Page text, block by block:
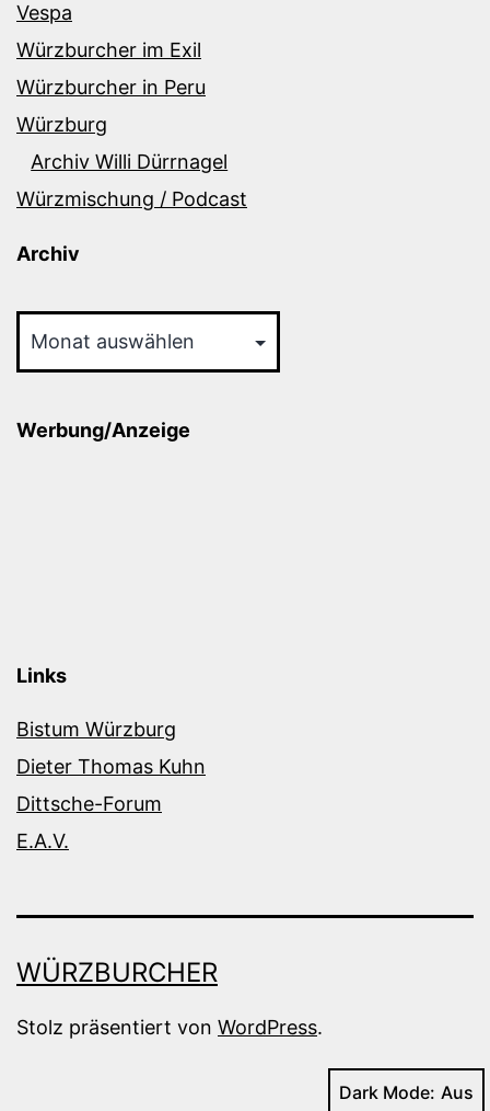
Vespa
Würzburcher im Exil
Würzburcher in Peru
Würzburg
Archiv Willi Dürrnagel
Würzmischung / Podcast
Archiv
Werbung/Anzeige
Links
Bistum Würzburg
Dieter Thomas Kuhn
Dittsche-Forum
E.A.V.
WÜRZBURCHER
Stolz präsentiert von WordPress.
Dark Mode: